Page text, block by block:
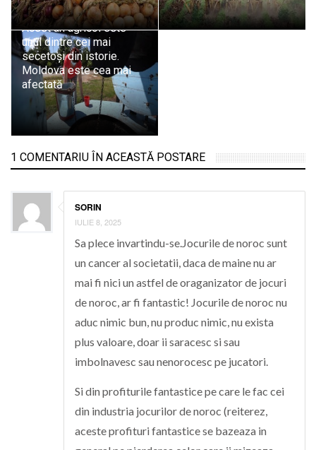
Elena Mateescu (ANM):
Acest an agricol este
unul dintre cei mai
secetoşi din istorie.
Moldova este cea mai
afectată
1 COMENTARIU ÎN ACEASTĂ POSTARE
SORIN
IULIE 8, 2025
Sa plece invartindu-se.Jocurile de noroc sunt
un cancer al societatii, daca de maine nu ar
mai fi nici un astfel de oraganizator de jocuri
de noroc, ar fi fantastic! Jocurile de noroc nu
aduc nimic bun, nu produc nimic, nu exista
plus valoare, doar ii saracesc si sau
imbolnavesc sau nenorocesc pe jucatori.
Si din profiturile fantastice pe care le fac cei
din industria jocurilor de noroc (reiterez,
aceste profituri fantastice se bazeaza in